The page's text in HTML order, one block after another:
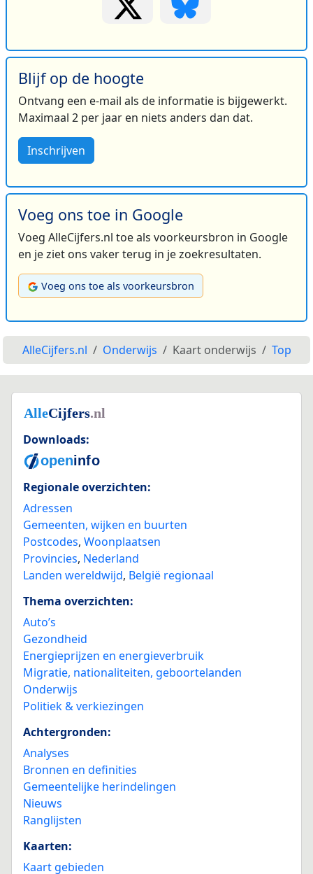
Blijf op de hoogte
Ontvang een e-mail als de informatie is bijgewerkt.
Maximaal 2 per jaar en niets anders dan dat.
Inschrijven
Voeg ons toe in Google
Voeg AlleCijfers.nl toe als voorkeursbron in Google
en je ziet ons vaker terug in je zoekresultaten.
Voeg ons toe als voorkeursbron
AlleCijfers.nl Onderwijs Kaart onderwijs Top
Downloads:
Regionale overzichten:
Adressen
Gemeenten, wijken en buurten
Postcodes, Woonplaatsen
Provincies, Nederland
Landen wereldwijd, België regionaal
Thema overzichten:
Auto’s
Gezondheid
Energieprijzen en energieverbruik
Migratie, nationaliteiten, geboortelanden
Onderwijs
Politiek & verkiezingen
Achtergronden:
Analyses
Bronnen en definities
Gemeentelijke herindelingen
Nieuws
Ranglijsten
Kaarten:
Kaart gebieden